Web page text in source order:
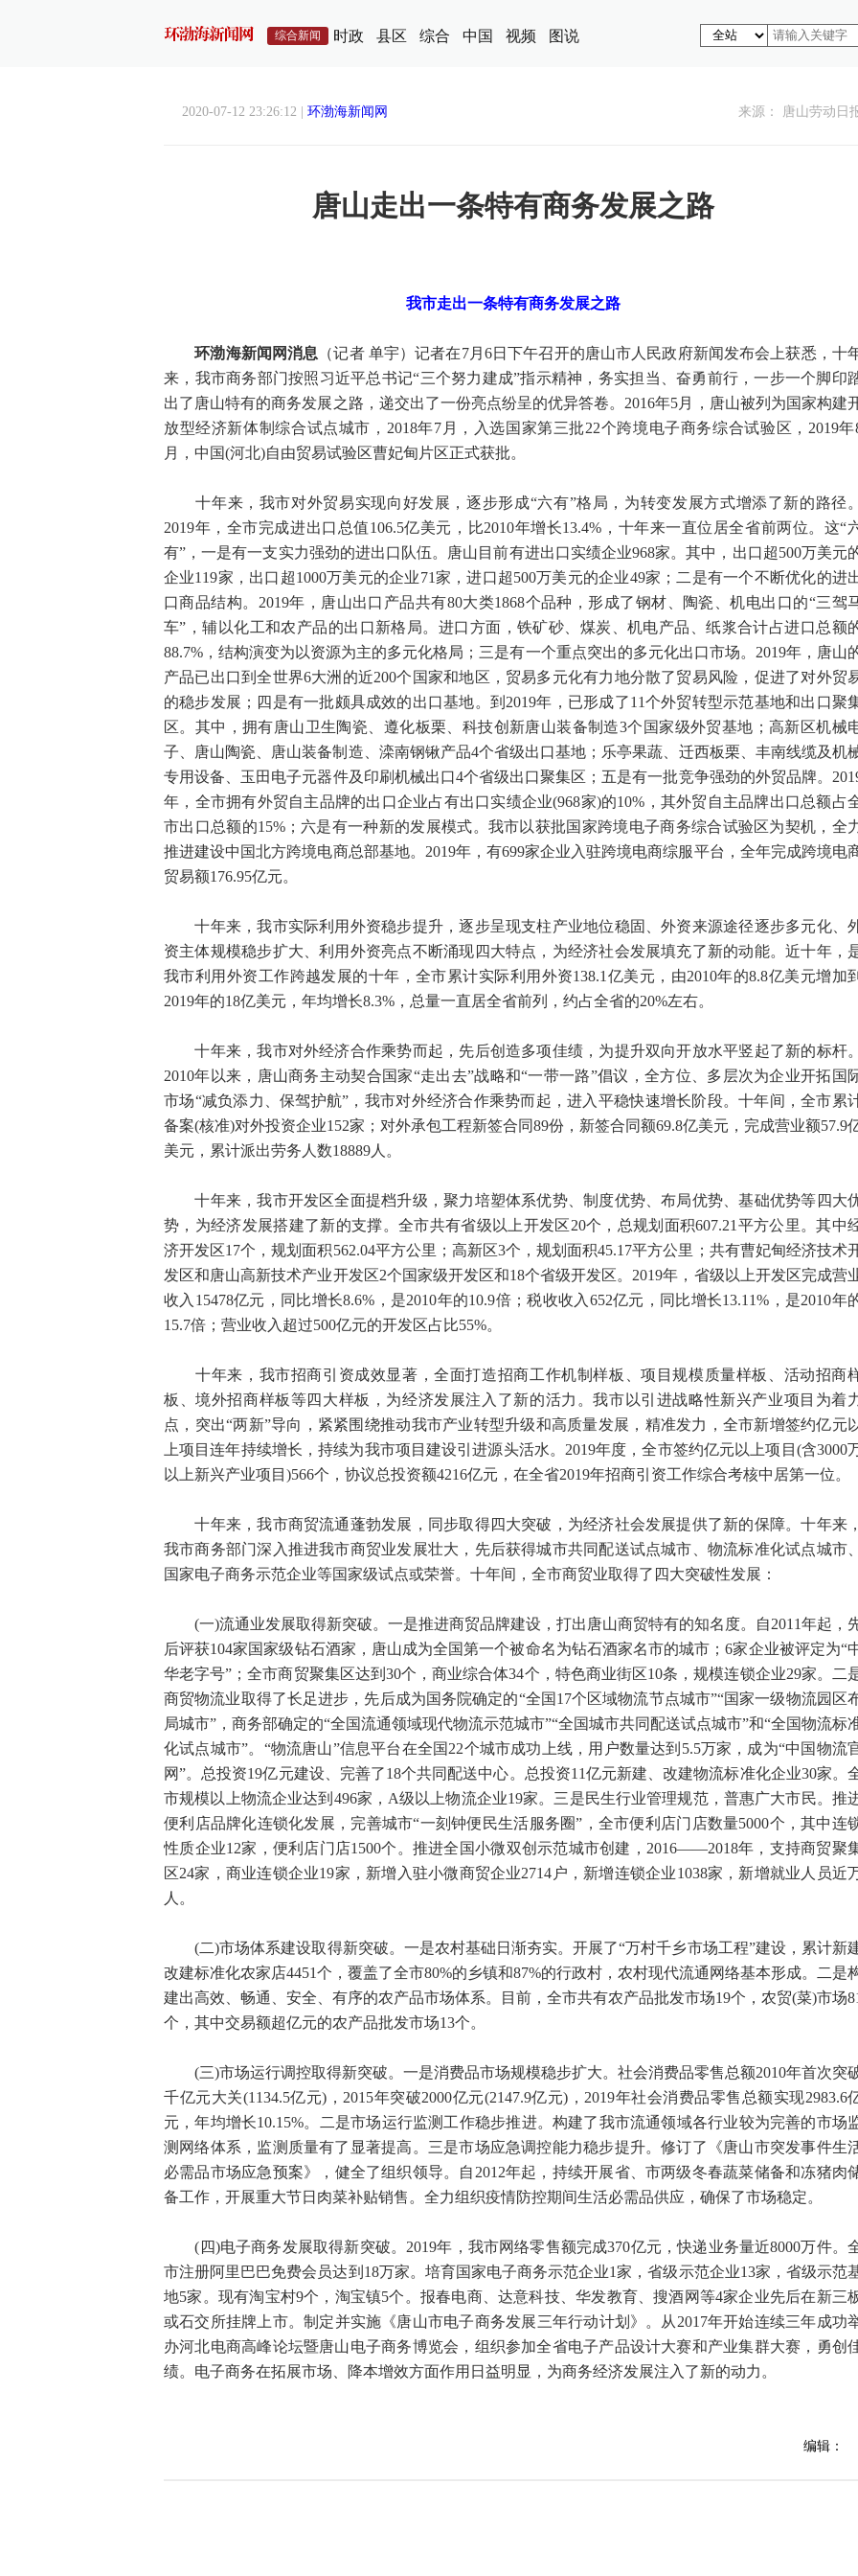
综合新闻 时政 县区 综合 中国 视频 图说
2020-07-12 23:26:12 | 环渤海新闻网 来源： 唐山劳动日
唐山走出一条特有商务发展之路
我市走出一条特有商务发展之路
环渤海新闻网消息 （记者 单宇）记者在7月6日下午召开的唐山市人民政府新闻发布会上获悉，十
来，我市商务部门按照习近平总书记“三个努力建成”指示精神，务实担当、奋勇前行，一步一个脚印
出了唐山特有的商务发展之路，递交出了一份亮点纷呈的优异答卷。2016年5月，唐山被列为国家构建
放型经济新体制综合试点城市，2018年7月，入选国家第三批22个跨境电子商务综合试验区，2019年
月，中国(河北)自由贸易试验区曹妃甸片区正式获批。
十年来，我市对外贸易实现向好发展，逐步形成“六有”格局，为转变发展方式增添了新的路径。
2019年，全市完成进出口总值106.5亿美元，比2010年增长13.4%，十年来一直位居全省前两位。这“
有”，一是有一支实力强劲的进出口队伍。唐山目前有进出口实绩企业968家。其中，出口超500万美元
企业119家，出口超1000万美元的企业71家，进口超500万美元的企业49家；二是有一个不断优化的进
口商品结构。2019年，唐山出口产品共有80大类1868个品种，形成了钢材、陶瓷、机电出口的“三驾
车”，辅以化工和农产品的出口新格局。进口方面，铁矿砂、煤炭、机电产品、纸浆合计占进口总额
88.7%，结构演变为以资源为主的多元化格局；三是有一个重点突出的多元化出口市场。2019年，唐山
产品已出口到全世界6大洲的近200个国家和地区，贸易多元化有力地分散了贸易风险，促进了对外贸
的稳步发展；四是有一批颇具成效的出口基地。到2019年，已形成了11个外贸转型示范基地和出口聚
区。其中，拥有唐山卫生陶瓷、遵化板栗、科技创新唐山装备制造3个国家级外贸基地；高新区机械
子、唐山陶瓷、唐山装备制造、滦南钢锹产品4个省级出口基地；乐亭果蔬、迁西板栗、丰南线缆及机
专用设备、玉田电子元器件及印刷机械出口4个省级出口聚集区；五是有一批竞争强劲的外贸品牌。
年，全市拥有外贸自主品牌的出口企业占有出口实绩企业(968家)的10%，其外贸自主品牌出口总额占
市出口总额的15%；六是有一种新的发展模式。我市以获批国家跨境电子商务综合试验区为契机，全
推进建设中国北方跨境电商总部基地。2019年，有699家企业入驻跨境电商综服平台，全年完成跨境电
贸易额176.95亿元。
十年来，我市实际利用外资稳步提升，逐步呈现支柱产业地位稳固、外资来源途径逐步多元化、
资主体规模稳步扩大、利用外资亮点不断涌现四大特点，为经济社会发展填充了新的动能。近十年，
我市利用外资工作跨越发展的十年，全市累计实际利用外资138.1亿美元，由2010年的8.8亿美元增加到
2019年的18亿美元，年均增长8.3%，总量一直居全省前列，约占全省的20%左右。
十年来，我市对外经济合作乘势而起，先后创造多项佳绩，为提升双向开放水平竖起了新的标杆。
2010年以来，唐山商务主动契合国家“走出去”战略和“一带一路”倡议，全方位、多层次为企业开拓国
市场“减负添力、保驾护航”，我市对外经济合作乘势而起，进入平稳快速增长阶段。十年间，全市累
备案(核准)对外投资企业152家；对外承包工程新签合同89份，新签合同额69.8亿美元，完成营业额57.9
美元，累计派出劳务人数18889人。
十年来，我市开发区全面提档升级，聚力培塑体系优势、制度优势、布局优势、基础优势等四大
势，为经济发展搭建了新的支撑。全市共有省级以上开发区20个，总规划面积607.21平方公里。其中
济开发区17个，规划面积562.04平方公里；高新区3个，规划面积45.17平方公里；共有曹妃甸经济技术
发区和唐山高新技术产业开发区2个国家级开发区和18个省级开发区。2019年，省级以上开发区完成营
收入15478亿元，同比增长8.6%，是2010年的10.9倍；税收收入652亿元，同比增长13.11%，是2010年
15.7倍；营业收入超过500亿元的开发区占比55%。
十年来，我市招商引资成效显著，全面打造招商工作机制样板、项目规模质量样板、活动招商
板、境外招商样板等四大样板，为经济发展注入了新的活力。我市以引进战略性新兴产业项目为着
点，突出“两新”导向，紧紧围绕推动我市产业转型升级和高质量发展，精准发力，全市新增签约亿元
上项目连年持续增长，持续为我市项目建设引进源头活水。2019年度，全市签约亿元以上项目(含3000
以上新兴产业项目)566个，协议总投资额4216亿元，在全省2019年招商引资工作综合考核中居第一位。
十年来，我市商贸流通蓬勃发展，同步取得四大突破，为经济社会发展提供了新的保障。十年来，
我市商务部门深入推进我市商贸业发展壮大，先后获得城市共同配送试点城市、物流标准化试点城市、
国家电子商务示范企业等国家级试点或荣誉。十年间，全市商贸业取得了四大突破性发展：
(一)流通业发展取得新突破。一是推进商贸品牌建设，打出唐山商贸特有的知名度。自2011年起，
后评获104家国家级钻石酒家，唐山成为全国第一个被命名为钻石酒家名市的城市；6家企业被评定为“
华老字号”；全市商贸聚集区达到30个，商业综合体34个，特色商业街区10条，规模连锁企业29家。二
商贸物流业取得了长足进步，先后成为国务院确定的“全国17个区域物流节点城市”“国家一级物流园区
局城市”，商务部确定的“全国流通领域现代物流示范城市”“全国城市共同配送试点城市”和“全国物流标
化试点城市”。“物流唐山”信息平台在全国22个城市成功上线，用户数量达到5.5万家，成为“中国物流
网”。总投资19亿元建设、完善了18个共同配送中心。总投资11亿元新建、改建物流标准化企业30家。
市规模以上物流企业达到496家，A级以上物流企业19家。三是民生行业管理规范，普惠广大市民。推
便利店品牌化连锁化发展，完善城市“一刻钟便民生活服务圈”，全市便利店门店数量5000个，其中连
性质企业12家，便利店门店1500个。推进全国小微双创示范城市创建，2016——2018年，支持商贸聚
区24家，商业连锁企业19家，新增入驻小微商贸企业2714户，新增连锁企业1038家，新增就业人员近
人。
(二)市场体系建设取得新突破。一是农村基础日渐夯实。开展了“万村千乡市场工程”建设，累计新
改建标准化农家店4451个，覆盖了全市80%的乡镇和87%的行政村，农村现代流通网络基本形成。二是
建出高效、畅通、安全、有序的农产品市场体系。目前，全市共有农产品批发市场19个，农贸(菜)市场
个，其中交易额超亿元的农产品批发市场13个。
(三)市场运行调控取得新突破。一是消费品市场规模稳步扩大。社会消费品零售总额2010年首次突
千亿元大关(1134.5亿元)，2015年突破2000亿元(2147.9亿元)，2019年社会消费品零售总额实现2983.6
元，年均增长10.15%。二是市场运行监测工作稳步推进。构建了我市流通领域各行业较为完善的市场
测网络体系，监测质量有了显著提高。三是市场应急调控能力稳步提升。修订了《唐山市突发事件生
必需品市场应急预案》，健全了组织领导。自2012年起，持续开展省、市两级冬春蔬菜储备和冻猪肉
备工作，开展重大节日肉菜补贴销售。全力组织疫情防控期间生活必需品供应，确保了市场稳定。
(四)电子商务发展取得新突破。2019年，我市网络零售额完成370亿元，快递业务量近8000万件。
市注册阿里巴巴免费会员达到18万家。培育国家电子商务示范企业1家，省级示范企业13家，省级示范
地5家。现有淘宝村9个，淘宝镇5个。报春电商、达意科技、华发教育、搜酒网等4家企业先后在新三
或石交所挂牌上市。制定并实施《唐山市电子商务发展三年行动计划》。从2017年开始连续三年成功
办河北电商高峰论坛暨唐山电子商务博览会，组织参加全省电子产品设计大赛和产业集群大赛，勇创
绩。电子商务在拓展市场、降本增效方面作用日益明显，为商务经济发展注入了新的动力。
编辑：